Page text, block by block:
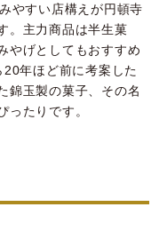
やすい店構えが円頓寺
。主力商品は半生菓
やげとしてもおすすめ
年ほど前に考案した
錦玉製の菓子、その名
ったりです。